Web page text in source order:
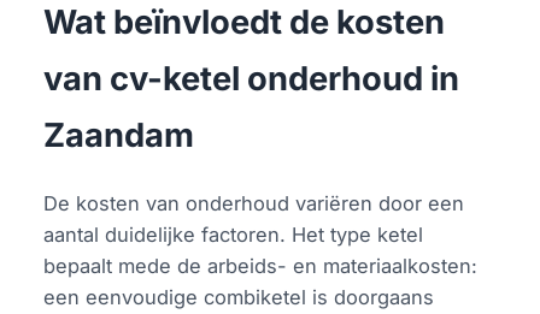
Wat beïnvloedt de kosten
van cv-ketel onderhoud in
Zaandam
De kosten van onderhoud variëren door een
aantal duidelijke factoren. Het type ketel
bepaalt mede de arbeids- en materiaalkosten:
een eenvoudige combiketel is doorgaans